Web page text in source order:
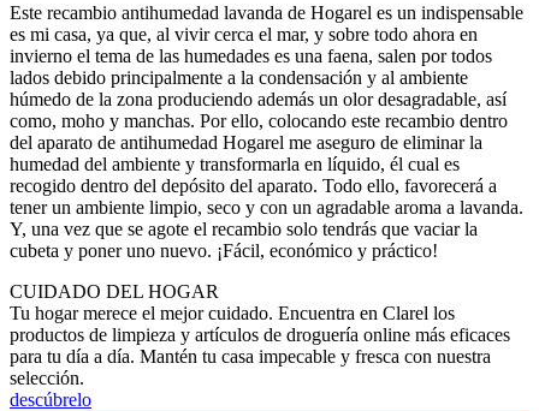
Este recambio antihumedad lavanda de Hogarel es un indispensable
es mi casa, ya que, al vivir cerca el mar, y sobre todo ahora en
invierno el tema de las humedades es una faena, salen por todos
lados debido principalmente a la condensación y al ambiente
húmedo de la zona produciendo además un olor desagradable, así
como, moho y manchas. Por ello, colocando este recambio dentro
del aparato de antihumedad Hogarel me aseguro de eliminar la
humedad del ambiente y transformarla en líquido, él cual es
recogido dentro del depósito del aparato. Todo ello, favorecerá a
tener un ambiente limpio, seco y con un agradable aroma a lavanda.
Y, una vez que se agote el recambio solo tendrás que vaciar la
cubeta y poner uno nuevo. ¡Fácil, económico y práctico!
CUIDADO DEL HOGAR
Tu hogar merece el mejor cuidado. Encuentra en Clarel los
productos de limpieza y artículos de droguería online más eficaces
para tu día a día. Mantén tu casa impecable y fresca con nuestra
selección.
descúbrelo